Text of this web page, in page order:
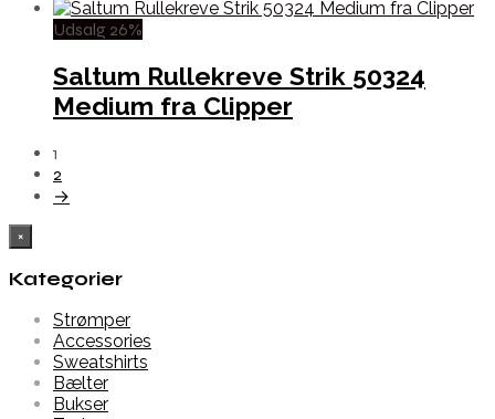
Udsalg 26%
Saltum Rullekreve Strik 50324
Medium fra Clipper
1
2
→
×
Kategorier
Strømper
Accessories
Sweatshirts
Bælter
Bukser